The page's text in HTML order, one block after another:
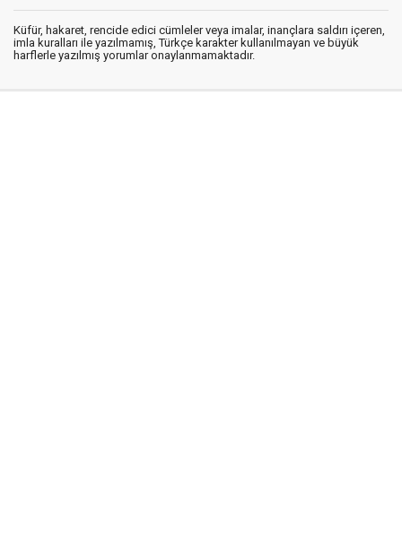
Küfür, hakaret, rencide edici cümleler veya imalar, inançlara saldırı içeren,
imla kuralları ile yazılmamış, Türkçe karakter kullanılmayan ve büyük
harflerle yazılmış yorumlar onaylanmamaktadır.